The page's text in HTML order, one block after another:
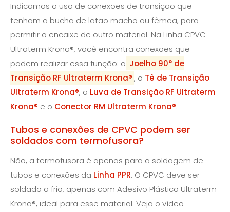
Indicamos o uso de conexões de transição que
tenham a bucha de latão macho ou fêmea, para
permitir o encaixe de outro material. Na Linha CPVC
Ultraterm Krona®, você encontra conexões que
podem realizar essa função: o Joelho 90° de
Transição RF Ultraterm Krona®, o Tê de Transição
Ultraterm Krona®, a Luva de Transição RF Ultraterm
Krona® e o Conector RM Ultraterm Krona®.
Tubos e conexões de CPVC podem ser
soldados com termofusora?
Não, a termofusora é apenas para a soldagem de
tubos e conexões da Linha PPR. O CPVC deve ser
soldado a frio, apenas com Adesivo Plástico Ultraterm
Krona®, ideal para esse material. Veja o vídeo